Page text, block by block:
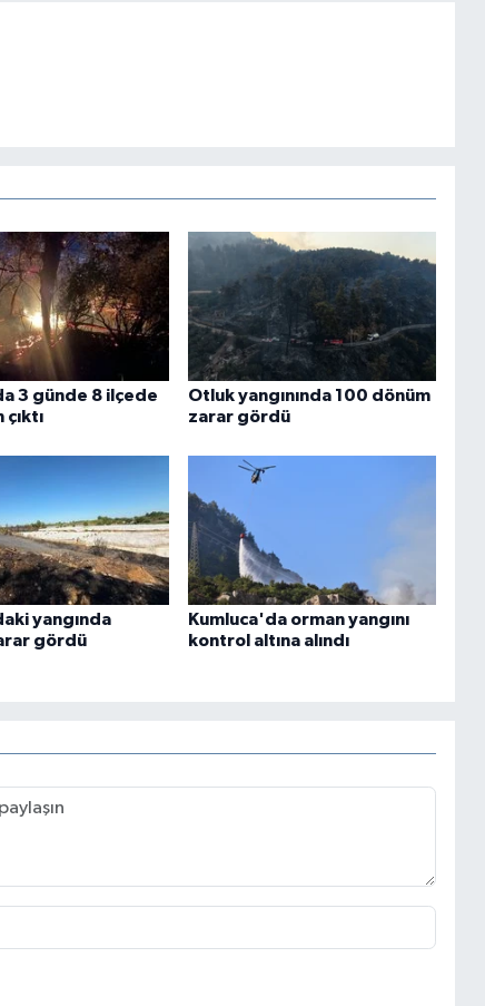
3 günde 8 ilçede
Otluk yangınında 100 dönüm
zarar gördü
yangında
gördü
Kumluca'da orman yangını
kontrol altına alındı